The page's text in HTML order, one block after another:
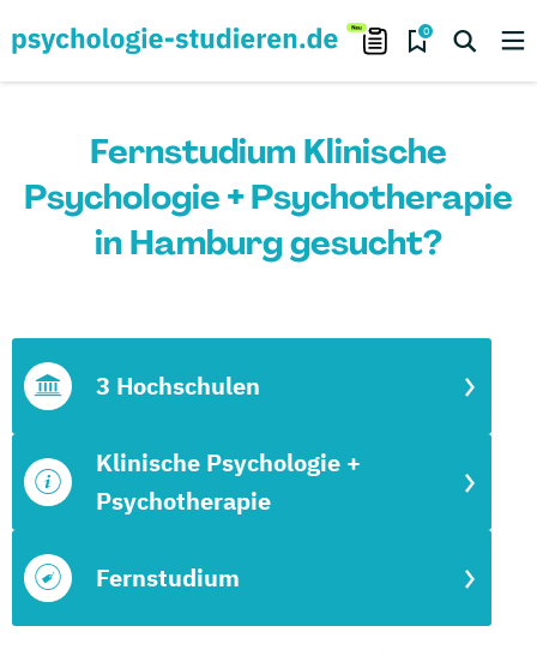
0
Fernstudium Klinische
Psychologie + Psychotherapie
in Hamburg gesucht?
Fernstudium
Klinische Psychologie +
Psychotherapie
3 Hochschulen